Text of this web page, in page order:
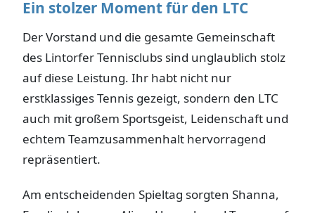
Ein stolzer Moment für den LTC
Der Vorstand und die gesamte Gemeinschaft
des Lintorfer Tennisclubs sind unglaublich stolz
auf diese Leistung. Ihr habt nicht nur
erstklassiges Tennis gezeigt, sondern den LTC
auch mit großem Sportsgeist, Leidenschaft und
echtem Teamzusammenhalt hervorragend
repräsentiert.
Am entscheidenden Spieltag sorgten Shanna,